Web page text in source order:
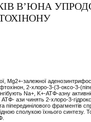
В’ЮНА
Mg2+-залежної
2-хлоро-3-(3-оксо-3-
Na+, K+-АТФ-азну
ази чинять 2-хлоро-3-
піперединілового фрагментів
сполукою їхнього синтезу.